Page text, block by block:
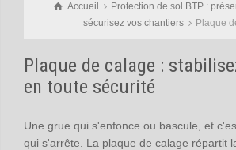
Accueil
Protection de sol BTP :
sécurisez vos chantiers
Plaque
Plaque de calage :
en toute sécurité
Une grue qui s'enfonce ou bascule, et
qui s'arrête. La plaque de calage répartit